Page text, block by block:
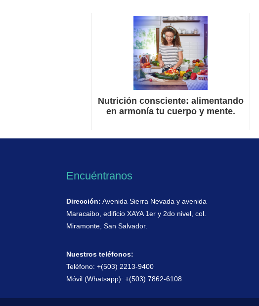
Nutrición consciente: alimentando
en armonía tu cuerpo y mente.
Encuéntranos
Dirección: Avenida Sierra Nevada y avenida
Maracaibo, edificio XAYA 1er y 2do nivel, col.
Miramonte, San Salvador.
Nuestros teléfonos:
Teléfono: +(503) 2213-9400
Móvil (Whatsapp): +(503) 7862-6108